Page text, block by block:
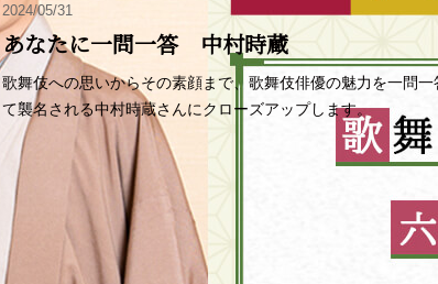
2024/05/31
あなたに一問一答 中村時蔵
歌舞伎への思いからその素顔まで、歌舞伎俳優の魅力を一問
て襲名される中村時蔵さんにクローズアップします。